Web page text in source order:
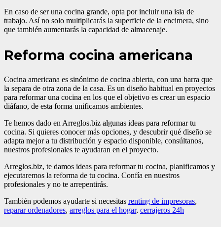
En caso de ser una cocina grande, opta por incluir una isla de
trabajo. Así no solo multiplicarás la superficie de la encimera, sino
que también aumentarás la capacidad de almacenaje.
Reforma cocina americana
Cocina americana es sinónimo de cocina abierta, con una barra que
la separa de otra zona de la casa. Es un diseño habitual en proyectos
para reformar una cocina en los que el objetivo es crear un espacio
diáfano, de esta forma unificamos ambientes.
Te hemos dado en Arreglos.biz algunas ideas para reformar tu
cocina. Si quieres conocer más opciones, y descubrir qué diseño se
adapta mejor a tu distribución y espacio disponible, consúltanos,
nuestros profesionales te ayudaran en el proyecto.
Arreglos.biz, te damos ideas para reformar tu cocina, planificamos y
ejecutaremos la reforma de tu cocina. Confía en nuestros
profesionales y no te arrepentirás.
También podemos ayudarte si necesitas renting de impresoras,
reparar ordenadores, arreglos para el hogar, cerrajeros 24h